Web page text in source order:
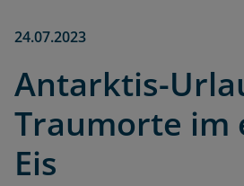
24.07.2023
Antarktis-
Traumorte im
Eis